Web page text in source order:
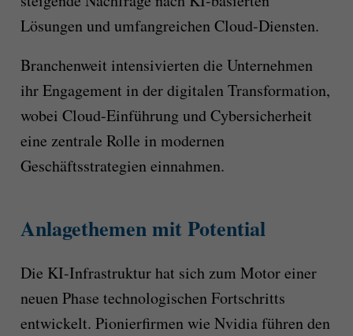
Lösungen und umfangreichen Cloud-Diensten.
Branchenweit intensivierten die Unternehmen
ihr Engagement in der digitalen Transformation,
wobei Cloud-Einführung und Cybersicherheit
eine zentrale Rolle in modernen
Geschäftsstrategien einnahmen.
Anlagethemen mit Potential
Die KI-Infrastruktur hat sich zum Motor einer
neuen Phase technologischen Fortschritts
entwickelt. Pionierfirmen wie Nvidia führen den